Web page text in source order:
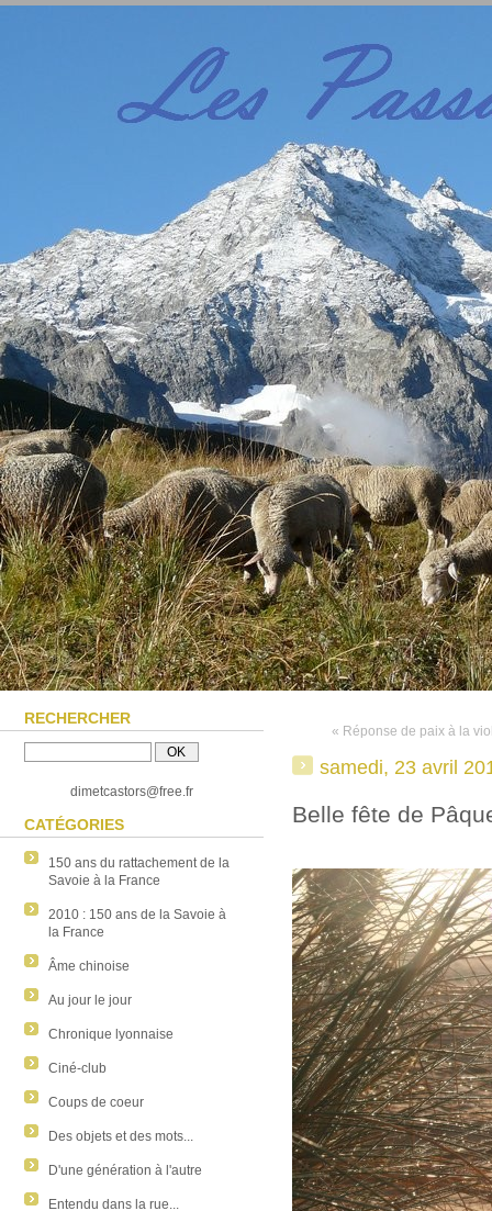
RECHERCHER
dimetcastors@free.fr
CATÉGORIES
150 ans du rattachement de la
Savoie à la France
2010 : 150 ans de la Savoie à
la France
Âme chinoise
Au jour le jour
Chronique lyonnaise
Ciné-club
Coups de coeur
Des objets et des mots...
D'une génération à l'autre
Entendu dans la rue...
« Réponse de paix à la
samedi, 23 avril
Belle fête de